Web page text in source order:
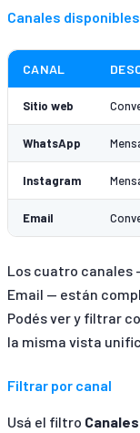
Canales disponibles
CANAL
Sitio web
WhatsApp
Instagram
Email
Los cuatro canales
Email — están
Podés ver y filtrar
la misma vista
Filtrar por canal
Usá el filtro Canales